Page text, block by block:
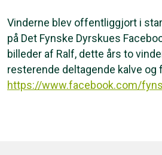
Vinderne blev offentliggjort i
på Det Fynske Dyrskues
billeder af Ralf, dette års to
resterende deltagende kalve og
https://www.facebook.com/